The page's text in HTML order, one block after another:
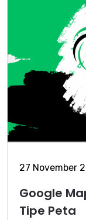
27 November
Google
Tipe Peta